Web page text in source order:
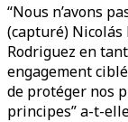
“Nous n’avons
(capturé) Nicolás
Rodriguez en
engagement
de protéger nos
principes” a-t-